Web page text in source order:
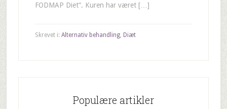
FODMAP Diet“. Kuren har været […]
Skrevet i: Alternativ behandling, Diæt
Populære artikler